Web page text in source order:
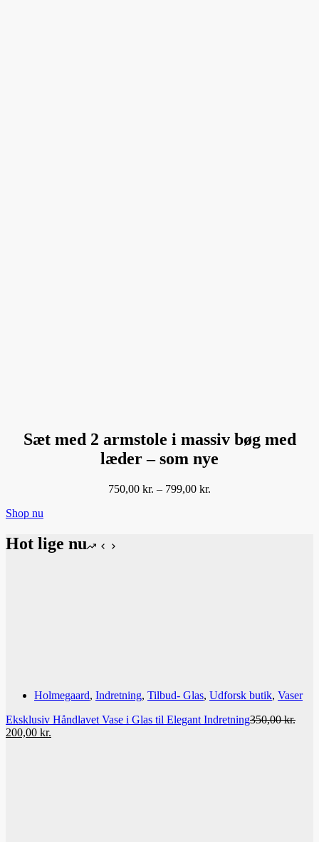
Sæt med 2 armstole i massiv bøg med
læder – som nye
750,00 kr. – 799,00 kr.
Shop nu
Hot lige nu
Holmegaard, Indretning, Tilbud- Glas, Udforsk butik, Vaser
Eksklusiv Håndlavet Vase i Glas til Elegant Indretning350,00kr.
Den
200,00 kr.